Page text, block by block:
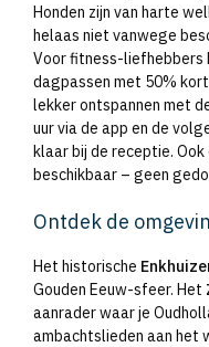
Honden zijn van harte
helaas niet vanwege
Voor fitness-liefhebbers
dagpassen met 50%
lekker ontspannen met
uur via de app en de
klaar bij de receptie.
beschikbaar – geen
Ontdek de
Het historische
Gouden Eeuw-sfeer. Het
aanrader waar je
ambachtslieden aan het